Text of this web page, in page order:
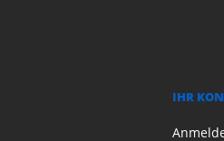
IHR